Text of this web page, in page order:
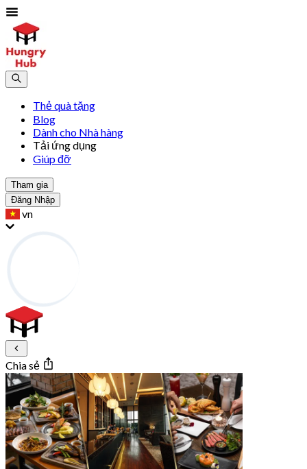
Thẻ quà tặng
Blog
Dành cho Nhà hàng
Tải ứng dụng
Giúp đỡ
Tham gia
Đăng Nhập
vn
Chia sẻ